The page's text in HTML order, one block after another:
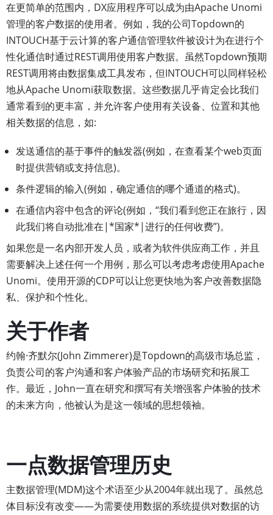
在更简单的范围内，DX应用程序可以成为由Apache Unomi
管理的客户数据的使用者。例如，我的公司Topdown的
INTOUCH基于云计算的客户通信管理软件被设计为在进行个
性化通信时通过REST调用使用客户数据。虽然Topdown预期
REST调用将由数据集成工具发布，但INTOUCH可以同样轻松
地从Apache Unomi获取数据。这些数据几乎肯定会比我们
通常看到的更丰富，并允许客户使用有关设备、位置和其他
相关数据的信息，如:
发送通信的基于事件的触发器(例如，在查看某个web页面
时提供营销或支持信息)。
条件逻辑的输入(例如，确定通信的哪个通道的格式)。
在通信内容中包含的评论(例如，“我们看到您正在旅行，因
此我们将自动批准在|*国家*|进行的任何收费”)。
如果您是一名内部开发人员，或者为软件供应商工作，并且
需要解决上述任何一个用例，那么可以考虑考虑使用Apache
Unomi。使用开源的CDP可以让您更快地为客户改善数据隐
私、保护和个性化。
关于作者
约翰·齐默尔(John Zimmerer)是Topdown的高级市场总监，
负责公司的客户沟通和客户体验产品的市场研究和拓展工
作。最近，John一直在研究和撰写有关增强客户体验的技术
的未来方向，他被认为是这一领域的思想领袖。
一点数据管理历史
主数据管理(MDM)这个术语至少从2004年就出现了。虽然总
体目标没有改变——为需要使用数据的系统提供对数据的访